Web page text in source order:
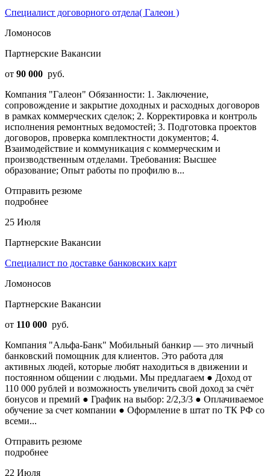
Специалист договорного отдела( Галеон )
Ломоносов
Партнерские Вакансии
от 90 000 руб.
Компания "Галеон" Обязанности: 1. Заключение,
сопровождение и закрытие доходных и расходных договоров
в рамках коммерческих сделок; 2. Корректировка и контроль
исполнения ремонтных ведомостей; 3. Подготовка проектов
договоров, проверка комплектности документов; 4.
Взаимодействие и коммуникация с коммерческим и
производственным отделами. Требования: Высшее
образование; Опыт работы по профилю в...
Отправить резюме
подробнее
25 Июля
Партнерские Вакансии
Специалист по доставке банковских карт
Ломоносов
Партнерские Вакансии
от 110 000 руб.
Компания "Альфа-Банк" Мобильный банкир — это личный
банковский помощник для клиентов. Это работа для
активных людей, которые любят находиться в движении и
постоянном общении с людьми. Мы предлагаем ● Доход от
110 000 рублей и возможность увеличить свой доход за счёт
бонусов и премий ● График на выбор: 2/2,3/3 ● Оплачиваемое
обучение за счет компании ● Оформление в штат по ТК РФ со
всеми...
Отправить резюме
подробнее
22 Июля